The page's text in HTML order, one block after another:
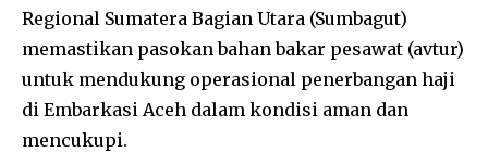
Regional Sumatera Bagian Utara (Sumbagut)
memastikan pasokan bahan bakar pesawat (avtur)
untuk mendukung operasional penerbangan haji
di Embarkasi Aceh dalam kondisi aman dan
mencukupi.